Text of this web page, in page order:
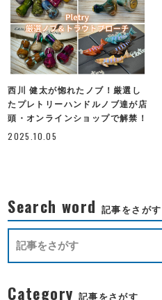
西川 健太が惚れたノブ！厳選し
たプレトリーハンドルノブ達が店
頭・オンラインショップで解禁！
2025.10.05
Search word 記事をさがす
Category 記事をさがす